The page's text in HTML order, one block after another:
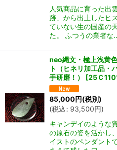
人気商品に育った出
跡」から出土したヒ
ていない生の国産の
た。 ふつうの業者な
neo縄文・極上浅黄
ト（ヒネリ加工品・
手研磨！）
[25Ｃ
85,000円(税別)
(税込: 93,500円)
キャンデイのような
の原石の姿を活かし
イストのペンダント